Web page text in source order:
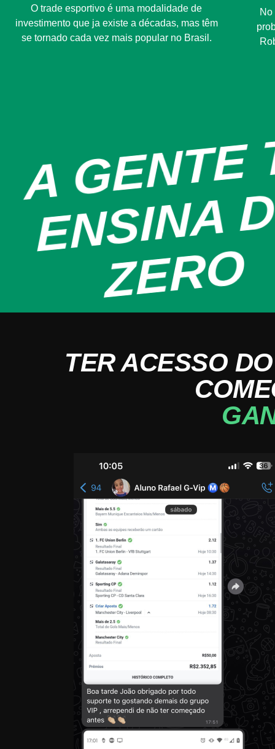
O trade esportivo é uma modalidade de
investimento que ja existe a décadas, mas têm
se tornado cada vez mais popular no Brasil.
O
TER ACESSO